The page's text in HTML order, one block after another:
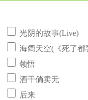
光阴的故事(Live)
海阔天空(《死了
领悟
酒干倘卖无
后来